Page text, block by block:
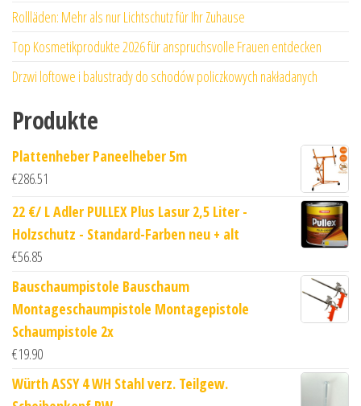
Rollläden: Mehr als nur Lichtschutz für Ihr Zuhause
Top Kosmetikprodukte 2026 für anspruchsvolle Frauen entdecken
Drzwi loftowe i balustrady do schodów policzkowych nakładanych
Produkte
Plattenheber Paneelheber 5m
€286.51
22 €/ L Adler PULLEX Plus Lasur 2,5 Liter -
Holzschutz - Standard-Farben neu + alt
€56.85
Bauschaumpistole Bauschaum
Montageschaumpistole Montagepistole
Schaumpistole 2x
€19.90
Würth ASSY 4 WH Stahl verz. Teilgew.